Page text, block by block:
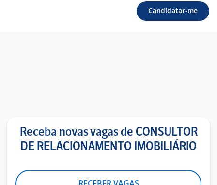
Candidatar-me
Receba novas vagas de CONSULTOR
DE RELACIONAMENTO IMOBILIÁRIO